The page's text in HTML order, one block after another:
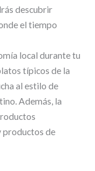
descubrir
el tiempo
local durante tu
típicos de la
al estilo de
Además, la
productos de